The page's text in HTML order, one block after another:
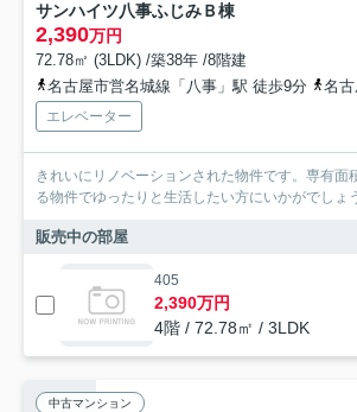
サンハイツ八事ふじみＢ棟
2,390万円
72.78㎡ (3LDK) /築38年 /8階建
名古屋市営名城線「八事」駅 徒歩9分
名古屋
エレベーター
きれいにリノベーションされた物件です。専有面
る物件でゆったりと生活したい方にいかがでしょ
販売中の部屋
405
2,390万円
4階 / 72.78㎡ / 3LDK
中古マンション